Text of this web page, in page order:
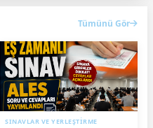
Tümünü Gör
SINAVLAR VE YERLEŞTİRME